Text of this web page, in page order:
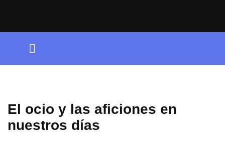
contenido
El ocio y las aficiones en
nuestros días